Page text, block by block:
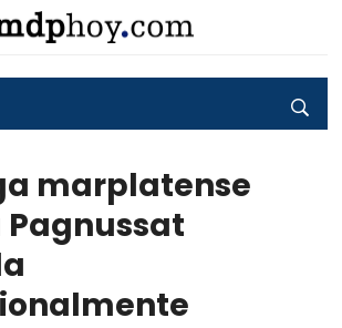
marplatense